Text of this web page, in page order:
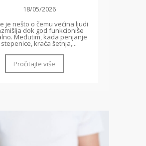
18/05/2026
je nešto o čemu većina ljudi
dok god funkcioniše
Međutim, kada penjanje
kraća šetnja,...
Pročitajte više